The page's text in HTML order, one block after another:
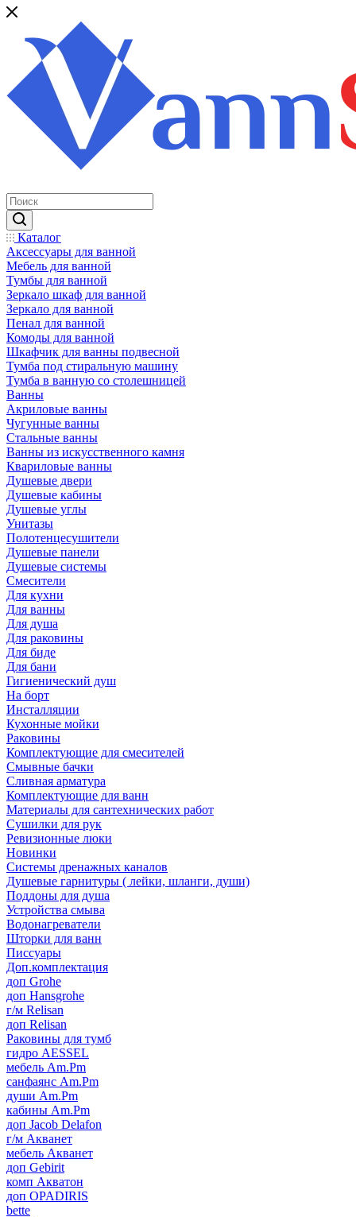
Каталог
Аксессуары для ванной
Мебель для ванной
Тумбы для ванной
Зеркало шкаф для ванной
Зеркало для ванной
Пенал для ванной
Комоды для ванной
Шкафчик для ванны подвесной
Тумба под стиральную машину
Тумба в ванную со столешницей
Ванны
Акриловые ванны
Чугунные ванны
Стальные ванны
Ванны из искусственного камня
Квариловые ванны
Душевые двери
Душевые кабины
Душевые углы
Унитазы
Полотенцесушители
Душевые панели
Душевые системы
Смесители
Для кухни
Для ванны
Для душа
Для раковины
Для биде
Для бани
Гигиенический душ
На борт
Инсталляции
Кухонные мойки
Раковины
Комплектующие для смесителей
Смывные бачки
Сливная арматура
Комплектующие для ванн
Материалы для сантехнических работ
Сушилки для рук
Ревизионные люки
Новинки
Системы дренажных каналов
Душевые гарнитуры ( лейки, шланги, души)
Поддоны для душа
Устройства смыва
Водонагреватели
Шторки для ванн
Писсуары
Доп.комплектация
доп Grohe
доп Hansgrohe
г/м Relisan
доп Relisan
Раковины для тумб
гидро AESSEL
мебель Am.Pm
санфаянс Am.Pm
души Am.Pm
кабины Am.Pm
доп Jacob Delafon
г/м Акванет
мебель Акванет
доп Gebirit
комп Акватон
доп OPADIRIS
bette